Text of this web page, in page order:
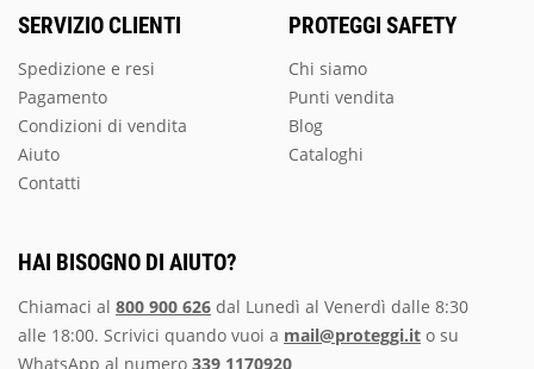
SERVIZIO CLIENTI
Spedizione e resi
Pagamento
Condizioni di vendita
Aiuto
Contatti
PROTEGGI SAFETY
Chi siamo
Punti vendita
Blog
Cataloghi
HAI BISOGNO DI AIUTO?
Chiamaci al 800 900 626 dal Lunedì al Venerdì dalle 8:30
alle 18:00. Scrivici quando vuoi a mail@proteggi.it o su
WhatsApp al numero 339 1170920